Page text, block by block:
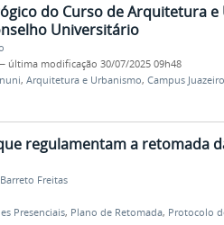
do Curso de Arquitetura
Universitário
última modificação 30/07/2025 09h48
, Arquitetura e Urbanismo, Campus Juazeiro
regulamentam a retomada
Freitas
Presenciais, Plano de Retomada, Protocolo